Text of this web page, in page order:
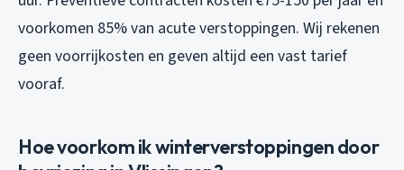
voorkomen 85% van acute verstoppingen. Wij rekenen
geen voorrijkosten en geven altijd een vast tarief
vooraf.
Hoe voorkom ik winterverstoppingen door